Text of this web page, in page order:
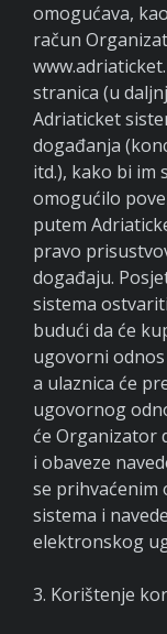
omogućava,
račun
stranica (u
Adriaticket
događanja
itd.), kako bi im
omogućilo
putem
pravo
događaju.
sistema
budući da će
ugovorni
a ulaznica će
ugovornog
će Organizator
i obaveze
se prihvaćenim
sistema i
elektronskog
3. Korištenje